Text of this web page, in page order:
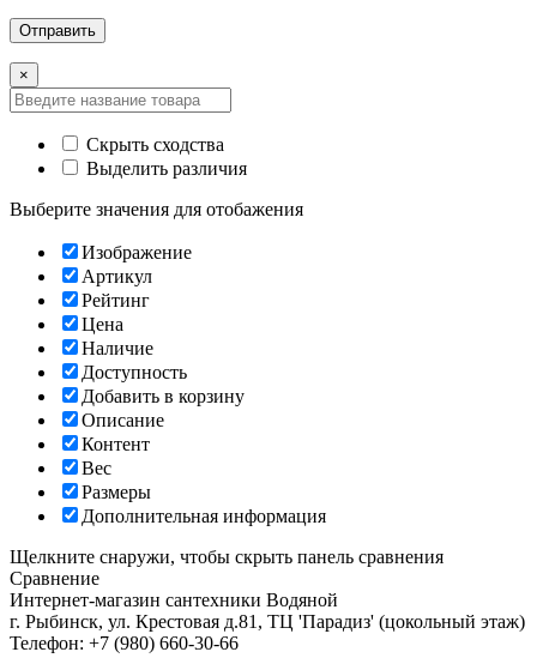
×
Скрыть сходства
Выделить различия
Выберите значения для отобажения
Изображение
Артикул
Рейтинг
Цена
Наличие
Доступность
Добавить в корзину
Описание
Контент
Вес
Размеры
Дополнительная информация
Щелкните снаружи, чтобы скрыть панель сравнения
Сравнение
Интернет-магазин сантехники Водяной
г. Рыбинск, ул. Крестовая д.81, ТЦ 'Парадиз' (цокольный этаж)
Телефон: +7 (980) 660-30-66